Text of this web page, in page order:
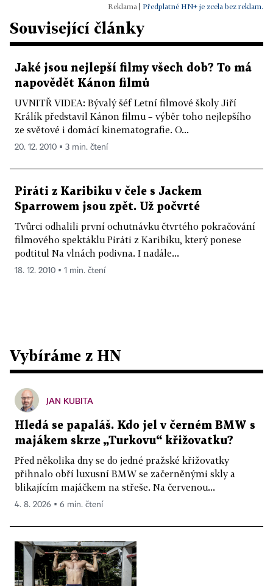
| Předplatné HN+ je zcela bez reklam.
Související články
Jaké jsou nejlepší filmy všech dob? To má
napovědět Kánon filmů
UVNITŘ VIDEA: Bývalý šéf Letní filmové školy Jiří
Králík představil Kánon filmu – výběr toho nejlepšího
ze světové i domácí kinematografie. O...
20. 12. 2010 ▪ 3 min. čtení
Piráti z Karibiku v čele s Jackem
Sparrowem jsou zpět. Už počvrté
Tvůrci odhalili první ochutnávku čtvrtého pokračování
filmového spektáklu Piráti z Karibiku, který ponese
podtitul Na vlnách podivna. I nadále...
18. 12. 2010 ▪ 1 min. čtení
Vybíráme z HN
JAN KUBITA
Hledá se papaláš. Kdo jel v černém BMW s
majákem skrze „Turkovu“ křižovatku?
Před několika dny se do jedné pražské křižovatky
přihnalo obří luxusní BMW se začerněnými skly a
blikajícím majáčkem na střeše. Na červenou...
4. 8. 2026 ▪ 6 min. čtení